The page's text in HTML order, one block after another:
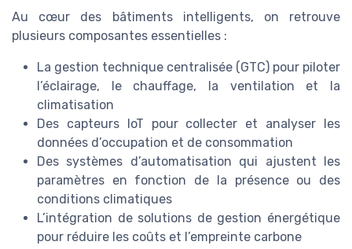
Au cœur des bâtiments intelligents, on retrouve
plusieurs composantes essentielles :
La gestion technique centralisée (GTC) pour piloter
l’éclairage, le chauffage, la ventilation et la
climatisation
Des capteurs IoT pour collecter et analyser les
données d’occupation et de consommation
Des systèmes d’automatisation qui ajustent les
paramètres en fonction de la présence ou des
conditions climatiques
L’intégration de solutions de gestion énergétique
pour réduire les coûts et l’empreinte carbone